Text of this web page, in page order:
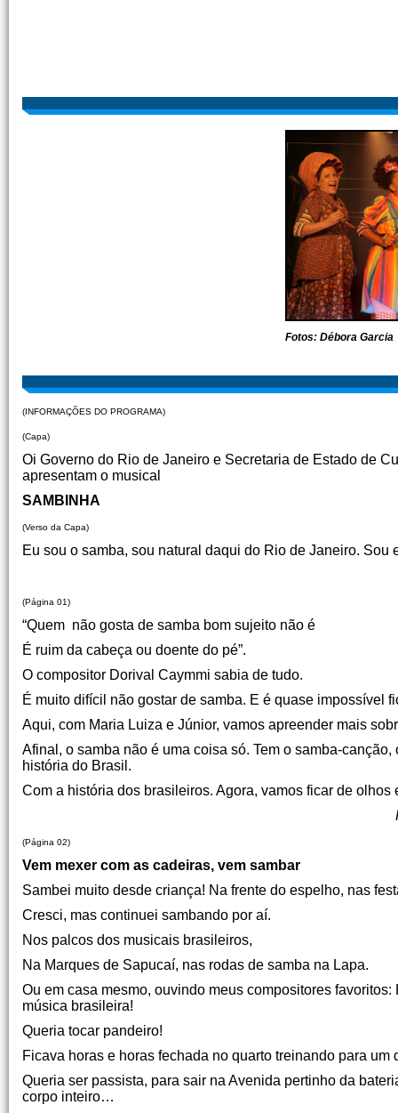
Fotos: Débora Garcia
(INFORMAÇÕES DO PROGRAMA)
(Capa)
Oi Governo do Rio de Janeiro e Secretaria de Estado de
apresentam o musical
SAMBINHA
(Verso da Capa)
Eu sou o samba, sou natural daqui do Rio de Janeiro.
(Página 01)
“Quem não gosta de samba bom sujeito não é
É ruim da cabeça ou doente do pé”.
O compositor Dorival Caymmi sabia de tudo.
É muito difícil não gostar de samba. E é quase impossível
Aqui, com Maria Luiza e Júnior, vamos apreender mais
Afinal, o samba não é uma coisa só. Tem o samba-
história do Brasil.
Com a história dos brasileiros. Agora, vamos ficar de
Roberto Guimarães,
(Página 02)
Vem mexer com as cadeiras, vem sambar
Sambei muito desde criança! Na frente do espelho, nas
Cresci, mas continuei sambando por aí.
Nos palcos dos musicais brasileiros,
Na Marques de Sapucaí, nas rodas de samba na Lapa.
Ou em casa mesmo, ouvindo meus compositores
música brasileira!
Queria tocar pandeiro!
Ficava horas e horas fechada no quarto treinando para
Queria ser passista, para sair na Avenida pertinho da
corpo inteiro…